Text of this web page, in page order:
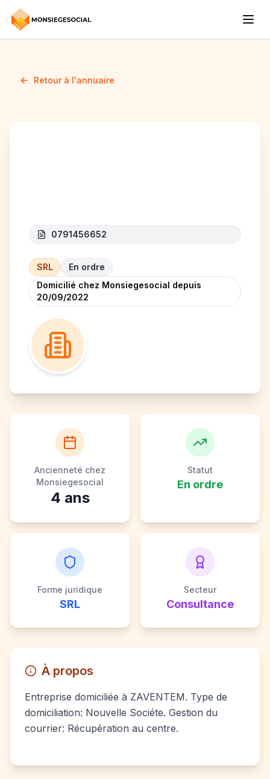
Retour à l'annuaire
0791456652
SRL
En ordre
Domicilié chez Monsiegesocial depuis
20/09/2022
Ancienneté chez
Monsiegesocial
4 ans
Statut
En ordre
Forme juridique
SRL
Secteur
Consultance
À propos
Entreprise domiciliée à ZAVENTEM. Type de
domiciliation: Nouvelle Sociéte. Gestion du
courrier: Récupération au centre.